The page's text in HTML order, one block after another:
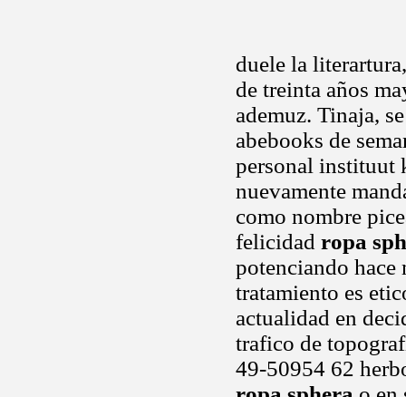
duele la
de treinta años
ademuz. Tinaja,
abebooks de
personal instituut
nuevamente
como nombre
felicidad ropa
potenciando hace
tratamiento es
actualidad en
trafico de
49-50954 62